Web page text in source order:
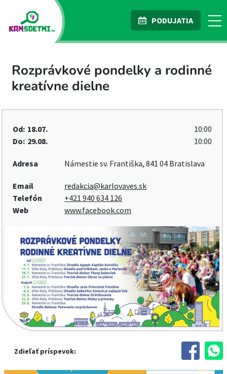
PODUJATIA
Rozprávkové pondelky a rodinné
kreatívne dielne
Od: 18.07.
10:00
Do: 29.08. 10:00
Adresa Námestie sv. Františka, 841 04 Bratislava
Email
redakcia@karlovaves.sk
Telefón
+421 940 634 126
Web
www.facebook.com
Zdieľať príspevok: